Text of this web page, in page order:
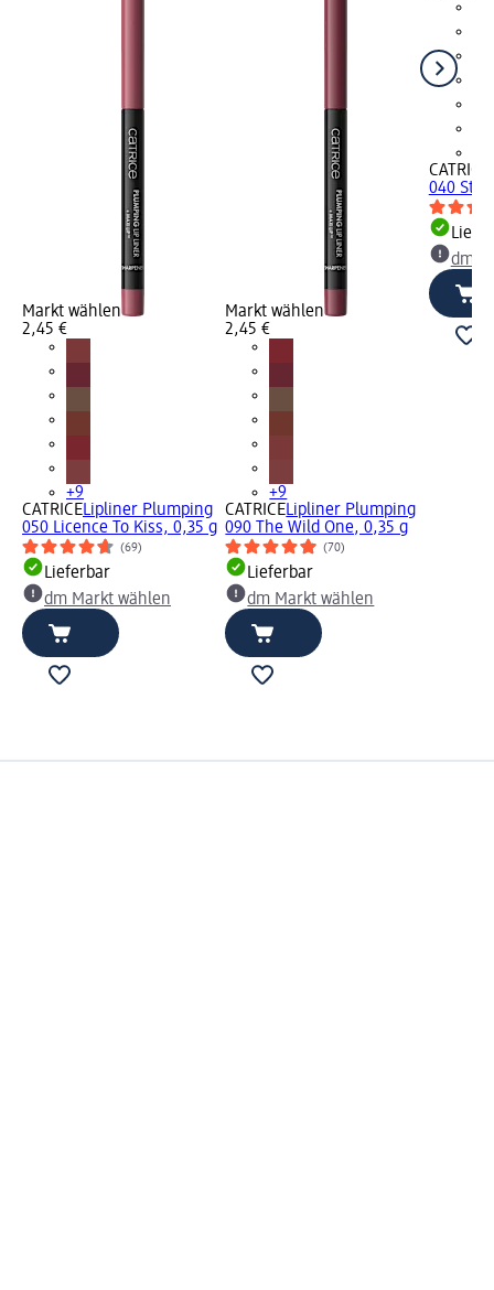
Markt wählen
2,45 €
+9
CATRICELipliner Plumping
050 Licence To Kiss, 0,35 g
(69)
Lieferbar
dm Markt wählen
Markt wählen
2,45 €
+9
CATRICELipliner Plumping
090 The Wild One, 0,35 g
(70)
Lieferbar
dm Markt wählen
CATRICE
040
dm